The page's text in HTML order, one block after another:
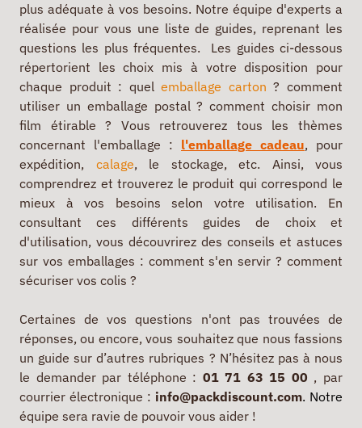
plus adéquate à vos besoins. Notre équipe d'experts a
réalisée pour vous une liste de guides, reprenant les
questions les plus fréquentes. Les guides ci-dessous
répertorient les choix mis à votre disposition pour
chaque produit : quelemballage carton ? comment
utiliser un emballage postal ? comment choisir mon
film étirable ? Vous retrouverez tous les thèmes
concernant l'emballage : l'emballage cadeau, pour
expédition, calage, le stockage, etc. Ainsi, vous
comprendrez et trouverez le produit qui correspond le
mieux à vos besoins selon votre utilisation. En
consultant ces différents guides de choix et
d'utilisation, vous découvrirez des conseils et astuces
sur vos emballages : comment s'en servir ? comment
sécuriser vos colis ?
Certaines de vos questions n'ont pas trouvées de
réponses, ou encore, vous souhaitez que nous fassions
un guide sur d’autres rubriques ? N’hésitez pas à nous
le demander par téléphone : 01 71 63 15 00 , par
courrier électronique : info@packdiscount.com. Notre
équipe sera ravie de pouvoir vous aider !